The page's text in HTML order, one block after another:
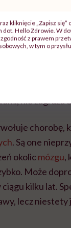
nie zagraża
chorobę,
. Są one
okolic mózgu,
Może
kilku lat.
lecz
kliknięcie „Zapisz
dot. Hello Zdrowie. W
zgodność z prawem
w tym o